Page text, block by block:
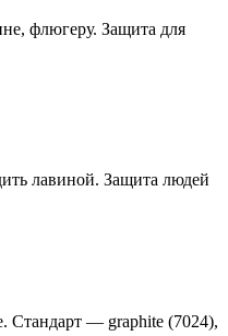
флюгеру. Защита для
лавиной. Защита людей
Стандарт — graphite (7024),